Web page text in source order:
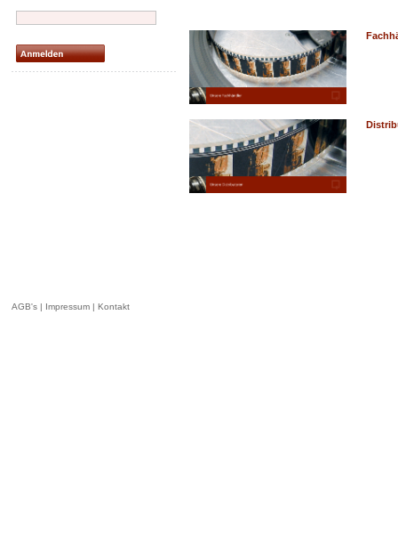
AGB's| Impressum| Kontakt